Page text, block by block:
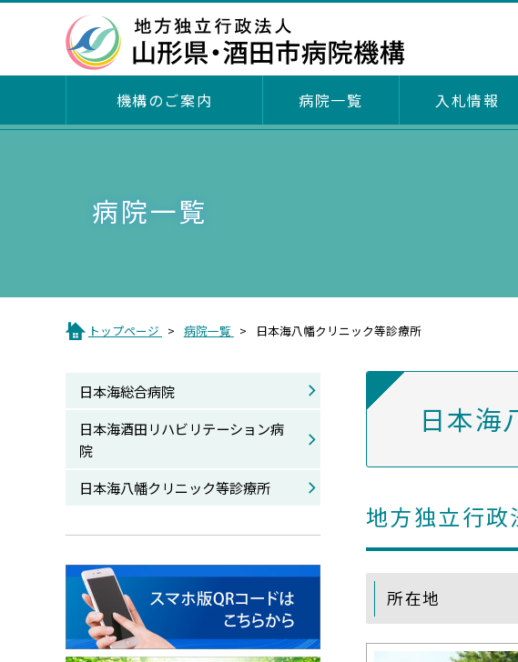
機構のご案内
機構のご案内
中期計画・年度計画・財務諸表等・役員選
臨床評
定）
個人情報ファイル簿 ウェブ
病院一覧
病院一覧
入札情報
採用情報(臨床研修医等)
職員募集情報（アシスタント職員）
病院紹
看護(助産師)学生対象修学資金貸与制度
病院一覧
トップページ 病院一覧 日本海八幡クリニック等診療所
日本海
地方独立行
所在地
日本海総合病院
日本海酒田リハビリテーション病
院
日本海八幡クリニック等診療所